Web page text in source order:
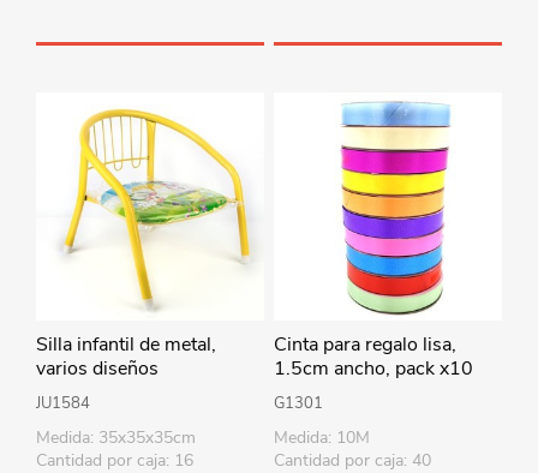
Silla infantil de metal,
varios diseños
JU1584
Medida: 35x35x35cm
Cantidad por caja: 16
Cinta para regalo lisa,
1.5cm ancho, pack x10
rollos de varios colores
G1301
Medida: 10M
Cantidad por caja: 40